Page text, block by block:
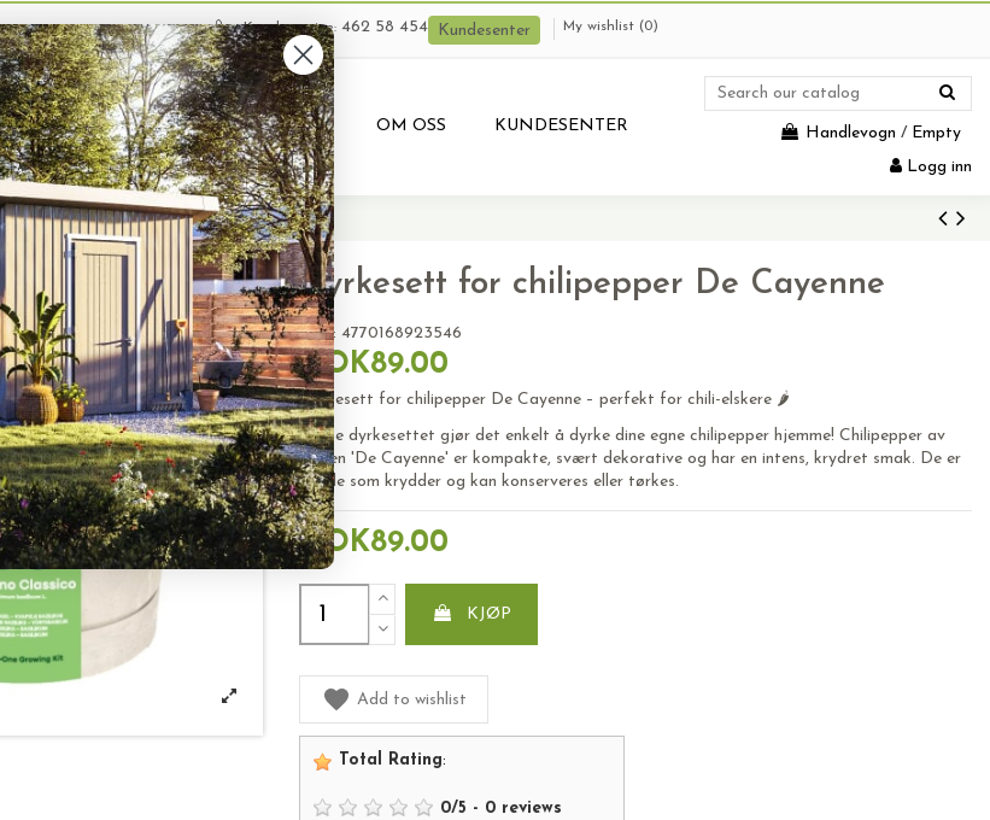
Kundeservice: 462 58 454 Kundesenter My wishlist (0)
BRUKTE VARER PRODUKTUTLEIE OM OSS KUNDESENTER Handlevogn / Empty
Logg inn
Dyrkesett for chilipepper De Cayenne
SKU: 4770168923546
NOK89.00
Dyrkesett for chilipepper De Cayenne – perfekt for chili-elskere 🌶️
Dette dyrkesettet gjør det enkelt å dyrke dine egne chilipepper hjemme! Chilipepper av
sorten 'De Cayenne' er kompakte, svært dekorative og har en intens, krydret smak. De er
ideelle som krydder og kan konserveres eller tørkes.
NOK89.00
KJØP
Add to wishlist
Total Rating:
0/5 - 0 reviews